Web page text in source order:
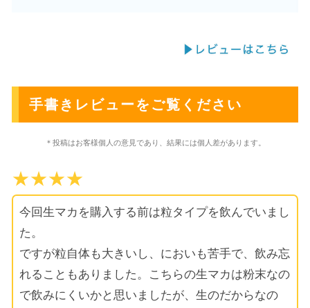
手書きレビューをご覧ください
＊投稿はお客様個人の意見であり、結果には個人差があります。
★★★★
今回生マカを購入する前は粒タイプを飲んでいまし
た。
ですが粒自体も大きいし、においも苦手で、飲み忘
れることもありました。こちらの生マカは粉末なの
で飲みにくいかと思いましたが、生のだからなの